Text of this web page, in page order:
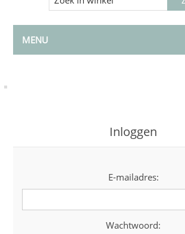
MENU
Inloggen
E-mailadres:
Wachtwoord: